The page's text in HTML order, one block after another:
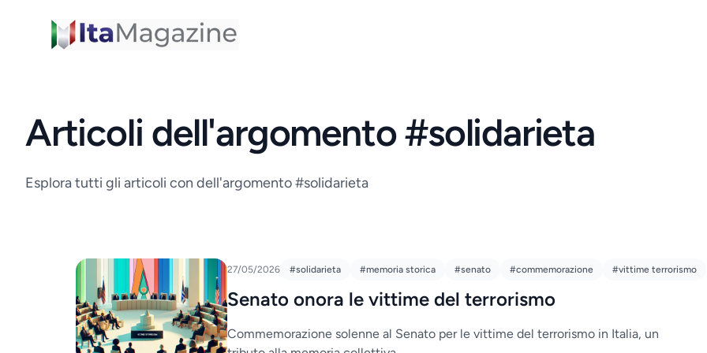
ItaMagazine
Articoli dell'argomento #solidarieta
Esplora tutti gli articoli con dell'argomento #solidarieta
27/05/2026 #solidarieta #memoria storica #senato #commemorazione #vittime terrorismo
Senato onora le vittime del terrorismo
Commemorazione solenne al Senato per le vittime del terrorismo in Italia, un